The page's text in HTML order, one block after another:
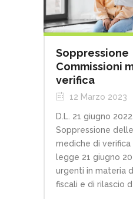
Soppressione
Commissioni
verifica
12 Marzo 2023
D.L. 21 giugno
Soppressione
mediche di
legge 21 giugno
urgenti in materia
fiscali e di rilascio